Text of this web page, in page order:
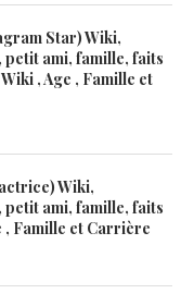
Star) Wiki,
ami, famille, faits
, Age , Famille et
Wiki,
ami, famille, faits
, Famille et Carrière